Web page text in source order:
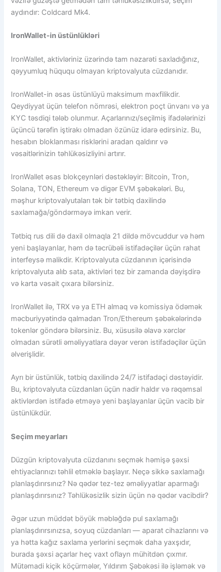
aydındır: Coldcard Mk4.
IronWallet-in üstünlükləri
IronWallet, aktivləriniz üzərində tam nəzarəti saxladığınız,
qəyyumluq hüququ olmayan kriptovalyuta cüzdanıdır.
IronWallet-in əsas üstünlüyü maksimum məxfilikdir.
Qeydiyyat üçün telefon nömrəsi, elektron poçt ünvanı və ya
KYC təsdiqi tələb olunmur. Açarlarınızı/seçilmiş ifadələrinizi
üçüncü tərəfin iştirakı olmadan özünüz idarə edirsiniz. Bu,
hesabın bloklanması risklərini aradan qaldırır və
vəsaitlərinizin təhlükəsizliyini artırır.
IronWallet əsas blokçeynləri dəstəkləyir: Bitcoin, Tron,
Solana, TON, Ethereum və digər EVM şəbəkələri. Bu,
məşhur kriptovalyutaları tək bir tətbiq daxilində
saxlamağa/göndərməyə imkan verir.
Tətbiq rus dili də daxil olmaqla 21 dildə mövcuddur və həm
yeni başlayanlar, həm də təcrübəli istifadəçilər üçün rahat
interfeysə malikdir. Kriptovalyuta cüzdanının içərisində
kriptovalyuta alıb sata, aktivləri tez bir zamanda dəyişdirə
və karta vəsait çıxara bilərsiniz.
IronWallet ilə, TRX və ya ETH almaq və komissiya ödəmək
məcburiyyətində qalmadan Tron/Ethereum şəbəkələrində
tokenlər göndərə bilərsiniz. Bu, xüsusilə əlavə xərclər
olmadan sürətli əməliyyatlara dəyər verən istifadəçilər üçün
əlverişlidir.
Ayrı bir üstünlük, tətbiq daxilində 24/7 istifadəçi dəstəyidir.
Bu, kriptovalyuta cüzdanları üçün nadir haldır və rəqəmsal
aktivlərdən istifadə etməyə yeni başlayanlar üçün vacib bir
üstünlükdür.
Seçim meyarları
Düzgün kriptovalyuta cüzdanını seçmək həmişə şəxsi
ehtiyaclarınızı təhlil etməklə başlayır. Neçə sikkə saxlamağı
planlaşdırırsınız? Nə qədər tez-tez əməliyyatlar aparmağı
planlaşdırırsınız? Təhlükəsizlik sizin üçün nə qədər vacibdir?
Əgər uzun müddət böyük məbləğdə pul saxlamağı
planlaşdırırsınızsa, soyuq cüzdanları — aparat cihazlarını və
ya hətta kağız saxlama yerlərini seçmək daha yaxşıdır,
burada şəxsi açarlar heç vaxt oflayn mühitdən çıxmır.
Mütəmadi kiçik köçürmələr, Yıldırım Şəbəkəsi ilə işləmək və